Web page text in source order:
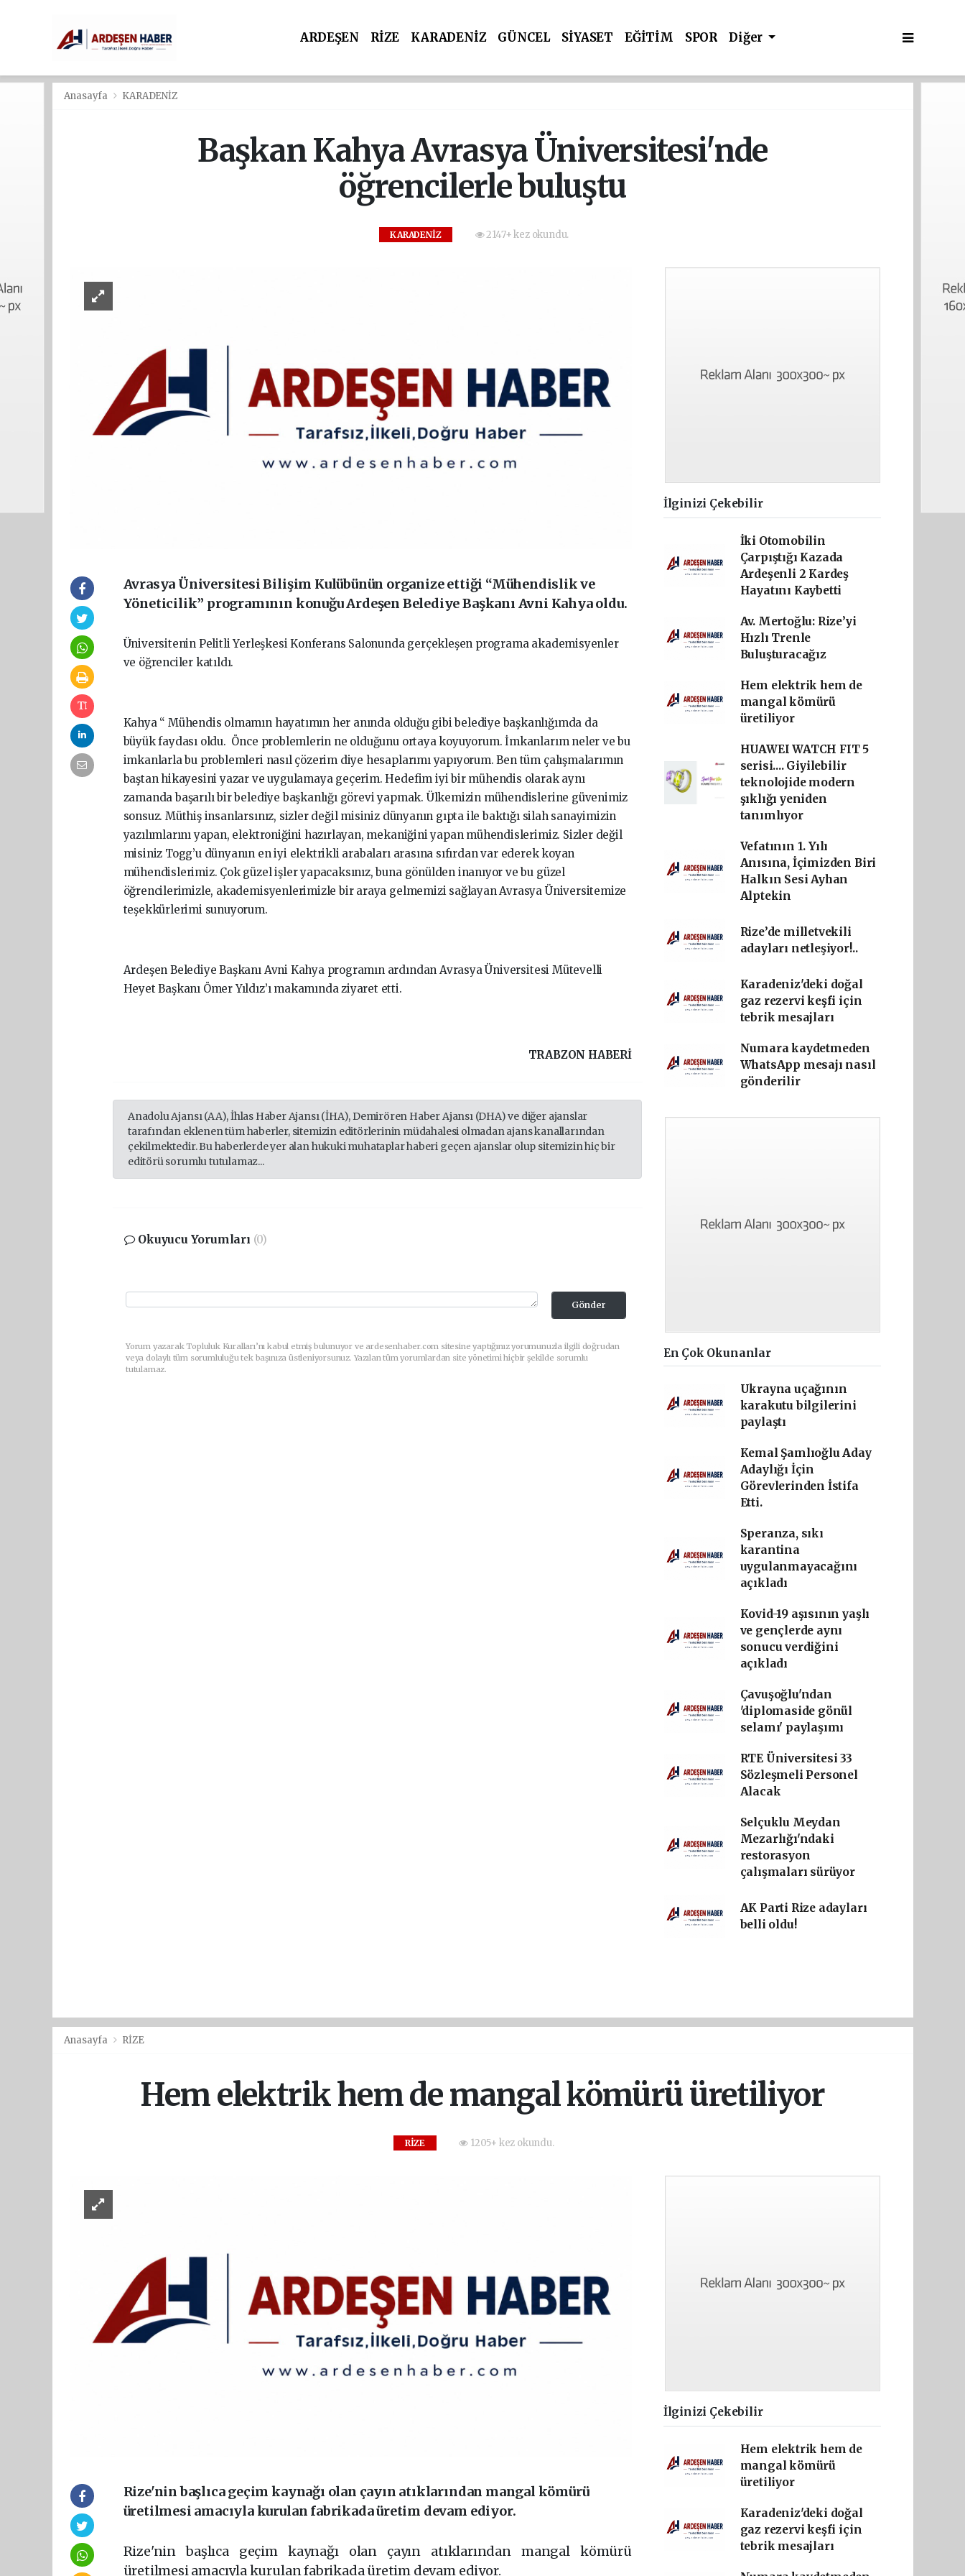
ARDEŞEN RİZE KARADENİZ GÜNCEL SİYASET EĞİTİM SPOR Diğer
Anasayfa KARADENİZ
Başkan Kahya Avrasya Üniversitesi'nde
öğrencilerle buluştu
KARADENİZ 2147+ kez okundu.
Avrasya Üniversitesi Bilişim Kulübünün organize ettiği “Mühendislik ve
Yöneticilik” programının konuğu Ardeşen Belediye Başkanı Avni Kahya oldu.
Üniversitenin Pelitli Yerleşkesi Konferans Salonunda gerçekleşen programa akademisyenler
ve öğrenciler katıldı.
Kahya “ Mühendis olmamın hayatımın her anında olduğu gibi belediye başkanlığımda da
büyük faydası oldu. Önce problemlerin ne olduğunu ortaya koyuyorum. İmkanlarım neler ve bu
imkanlarla bu problemleri nasıl çözerim diye hesaplarımı yapıyorum. Ben tüm çalışmalarımın
baştan hikayesini yazar ve uygulamaya geçerim. Hedefim iyi bir mühendis olarak aynı
zamanda başarılı bir belediye başkanlığı görevi yapmak. Ülkemizin mühendislerine güvenimiz
sonsuz. Müthiş insanlarsınız, sizler değil misiniz dünyanın gıpta ile baktığı silah sanayimizin
yazılımlarını yapan, elektroniğini hazırlayan, mekaniğini yapan mühendislerimiz. Sizler değil
misiniz Togg’u dünyanın en iyi elektrikli arabaları arasına sıfırdan var ederek koyan
mühendislerimiz. Çok güzel işler yapacaksınız, buna gönülden inanıyor ve bu güzel
öğrencilerimizle, akademisyenlerimizle bir araya gelmemizi sağlayan Avrasya Üniversitemize
teşekkürlerimi sunuyorum.
Ardeşen Belediye Başkanı Avni Kahya programın ardından Avrasya Üniversitesi Mütevelli
Heyet Başkanı Ömer Yıldız’ı makamında ziyaret etti.
TRABZON HABERİ
Anadolu Ajansı (AA), İhlas Haber Ajansı (İHA), Demirören Haber Ajansı (DHA) ve diğer ajanslar
tarafından eklenen tüm haberler, sitemizin editörlerinin müdahalesi olmadan ajans kanallarından
çekilmektedir. Bu haberlerde yer alan hukuki muhataplar haberi geçen ajanslar olup sitemizin hiç bir
editörü sorumlu tutulamaz...
Okuyucu Yorumları (0)
Gönder
Yorum yazarak Topluluk Kuralları’nı kabul etmiş bulunuyor ve ardesenhaber.com sitesine yaptığınız yorumunuzla ilgili doğrudan
veya dolaylı tüm sorumluluğu tek başınıza üstleniyorsunuz. Yazılan tüm yorumlardan site yönetimi hiçbir şekilde sorumlu
tutulamaz.
İlginizi Çekebilir
İki Otomobilin
Çarpıştığı Kazada
Ardeşenli 2 Kardeş
Hayatını Kaybetti
Av. Mertoğlu: Rize’yi
Hızlı Trenle
Buluşturacağız
Hem elektrik hem de
mangal kömürü
üretiliyor
HUAWEI WATCH FIT 5
serisi.... Giyilebilir
teknolojide modern
şıklığı yeniden
tanımlıyor
Vefatının 1. Yılı
Anısına, İçimizden Biri
Halkın Sesi Ayhan
Alptekin
Rize’de milletvekili
adayları netleşiyor!..
Karadeniz'deki doğal
gaz rezervi keşfi için
tebrik mesajları
Numara kaydetmeden
WhatsApp mesajı nasıl
gönderilir
En Çok Okunanlar
Ukrayna uçağının
karakutu bilgilerini
paylaştı
Kemal Şamlıoğlu Aday
Adaylığı İçin
Görevlerinden İstifa
Etti.
Speranza, sıkı
karantina
uygulanmayacağını
açıkladı
Kovid-19 aşısının yaşlı
ve gençlerde aynı
sonucu verdiğini
açıkladı
Çavuşoğlu'ndan
'diplomaside gönül
selamı' paylaşımı
RTE Üniversitesi 33
Sözleşmeli Personel
Alacak
Selçuklu Meydan
Mezarlığı'ndaki
restorasyon
çalışmaları sürüyor
AK Parti Rize adayları
belli oldu!
Anasayfa RİZE
Hem elektrik hem de mangal kömürü üretiliyor
RİZE 1205+ kez okundu.
Rize'nin başlıca geçim kaynağı olan çayın atıklarından mangal kömürü
üretilmesi amacıyla kurulan fabrikada üretim devam ediyor.
Rize'nin başlıca geçim kaynağı olan çayın atıklarından mangal kömürü
üretilmesi amacıyla kurulan fabrikada üretim devam ediyor.
İlginizi Çekebilir
Hem elektrik hem de
mangal kömürü
üretiliyor
Karadeniz'deki doğal
gaz rezervi keşfi için
tebrik mesajları